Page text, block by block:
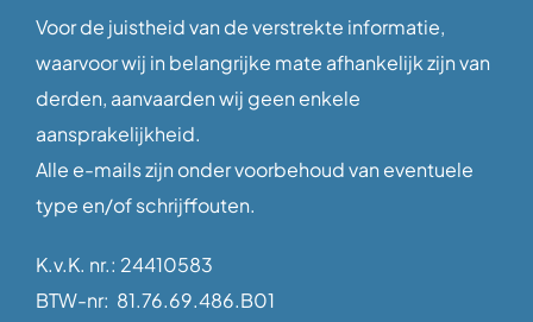
Voor de juistheid van de verstrekte informatie,
waarvoor wij in belangrijke mate afhankelijk zijn van
derden, aanvaarden wij geen enkele
aansprakelijkheid.
Alle e-mails zijn onder voorbehoud van eventuele
type en/of schrijffouten.
K.v.K. nr.: 24410583
BTW-nr: 81.76.69.486.B01